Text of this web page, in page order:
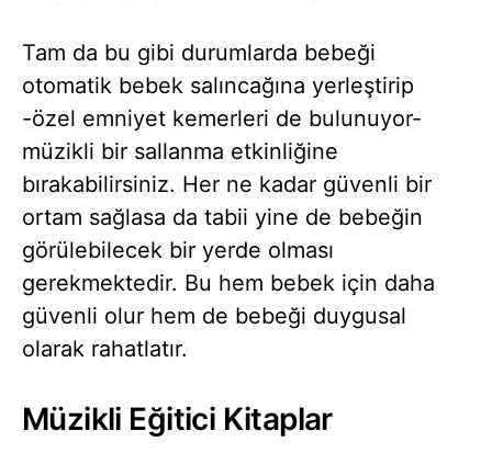
Tam da bu gibi durumlarda bebeği
otomatik bebek salıncağına yerleştirip
-özel emniyet kemerleri de bulunuyor-
müzikli bir sallanma etkinliğine
bırakabilirsiniz. Her ne kadar güvenli bir
ortam sağlasa da tabii yine de bebeğin
görülebilecek bir yerde olması
gerekmektedir. Bu hem bebek için daha
güvenli olur hem de bebeği duygusal
olarak rahatlatır.
Müzikli Eğitici Kitaplar